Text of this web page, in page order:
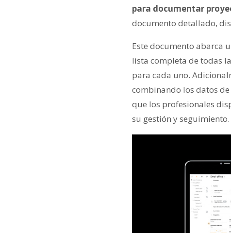
para documentar
documento detallado,
Este documento abarca
lista completa de todas
para cada uno.
combinando los datos
que los profesionales
su gestión y seguimiento.